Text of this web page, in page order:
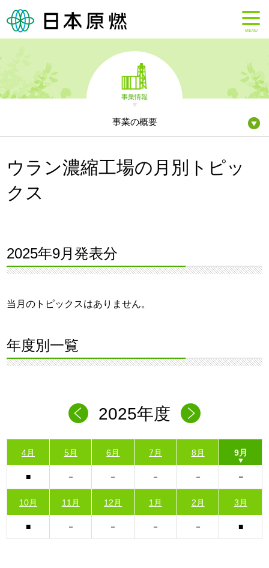
MENU
事業情報
事業の概要
ウラン濃縮工場の月別トピッ
クス
2025年9月発表分
当月のトピックスはありません。
年度別一覧
2025年度
4月 5月 6月 7月 8月 9月
10月 11月 12月 1月 2月 3月